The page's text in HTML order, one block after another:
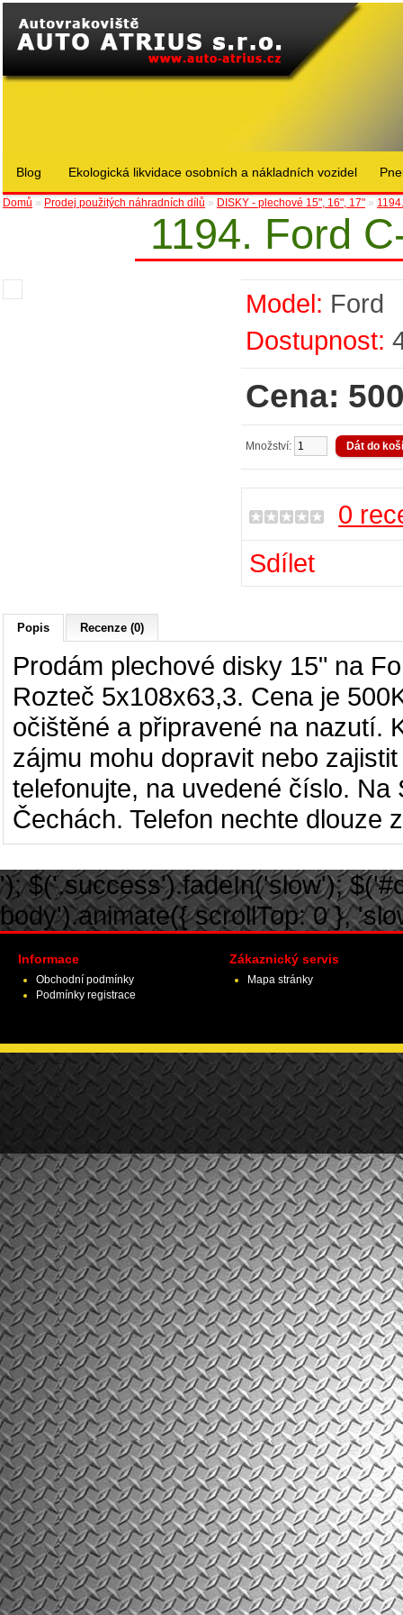
Blog Ekologická likvidace osobních a nákladních vozidel
Domů » Prodej použitých náhradních dílů » DISKY - plechové 15", 16", 17" »
1194. Ford
Model: Ford
Dostupnost:
Cena:
Množství:
0
Sdílet
Popis Recenze (0)
Prodám plechové disky 15" na
Rozteč 5x108x63,3. Cena je
očištěné a připravené na nazutí.
zájmu mohu dopravit nebo
telefonujte, na uvedené číslo.
Čechách. Telefon nechte dlouze
'); $('.success').fadeIn('slow');
body').animate({ scrollTop: 0 },
Informace
Obchodní podmínky
Podmínky registrace
Zákaznický servis
Mapa stránky